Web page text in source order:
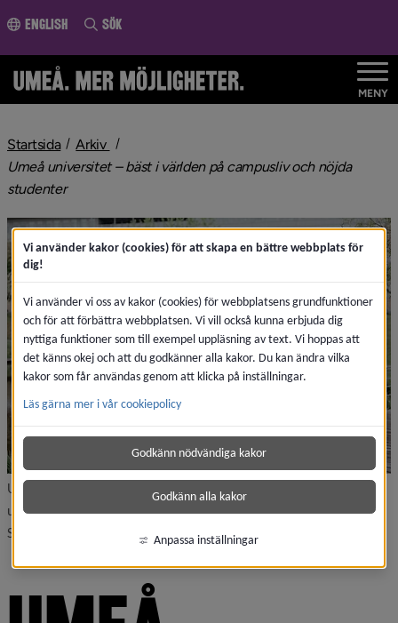
innehållet
English Sök
MENY
Startsida Arkiv nivå i brödsmulenavigeringen
Umeå universitet – bäst i världen på campusliv och nöjda
studenternivå i brödsmulenavigeringen
Umeå universitet rankas i flera kategorier som det bästa
universitet i världen – i undersökningen som heter International
Student Barometer (ISB).
Vi använder kakor (cookies) för att skapa en bättre webbplats för
dig!
Vi använder vi oss av kakor (cookies) för webbplatsens grundfunktioner
och för att förbättra webbplatsen. Vi vill också kunna erbjuda dig
nyttiga funktioner som till exempel uppläsning av text. Vi hoppas att
det känns okej och att du godkänner alla kakor. Du kan ändra vilka
kakor som får användas genom att klicka på inställningar.
Läs gärna mer i vår cookiepolicy
Godkänn nödvändiga kakor
Godkänn alla kakor
Anpassa inställningar